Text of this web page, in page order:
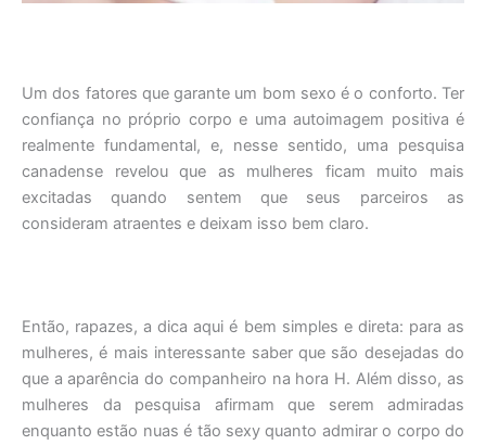
Um dos fatores que garante um bom sexo é o conforto. Ter
confiança no próprio corpo e uma autoimagem positiva é
realmente fundamental, e, nesse sentido, uma pesquisa
canadense revelou que as mulheres ficam muito mais
excitadas quando sentem que seus parceiros as
consideram atraentes e deixam isso bem claro.
Então, rapazes, a dica aqui é bem simples e direta: para as
mulheres, é mais interessante saber que são desejadas do
que a aparência do companheiro na hora H. Além disso, as
mulheres da pesquisa afirmam que serem admiradas
enquanto estão nuas é tão sexy quanto admirar o corpo do